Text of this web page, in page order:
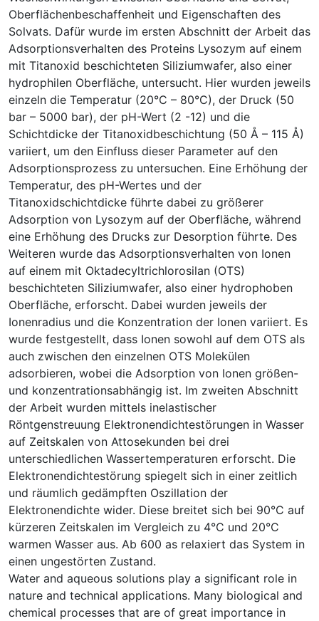
Oberflächenbeschaffenheit und Eigenschaften des
Solvats. Dafür wurde im ersten Abschnitt der Arbeit das
Adsorptionsverhalten des Proteins Lysozym auf einem
mit Titanoxid beschichteten Siliziumwafer, also einer
hydrophilen Oberfläche, untersucht. Hier wurden jeweils
einzeln die Temperatur (20°C – 80°C), der Druck (50
bar – 5000 bar), der pH-Wert (2 -12) und die
Schichtdicke der Titanoxidbeschichtung (50 Å – 115 Å)
variiert, um den Einfluss dieser Parameter auf den
Adsorptionsprozess zu untersuchen. Eine Erhöhung der
Temperatur, des pH-Wertes und der
Titanoxidschichtdicke führte dabei zu größerer
Adsorption von Lysozym auf der Oberfläche, während
eine Erhöhung des Drucks zur Desorption führte. Des
Weiteren wurde das Adsorptionsverhalten von Ionen
auf einem mit Oktadecyltrichlorosilan (OTS)
beschichteten Siliziumwafer, also einer hydrophoben
Oberfläche, erforscht. Dabei wurden jeweils der
Ionenradius und die Konzentration der Ionen variiert. Es
wurde festgestellt, dass Ionen sowohl auf dem OTS als
auch zwischen den einzelnen OTS Molekülen
adsorbieren, wobei die Adsorption von Ionen größen-
und konzentrationsabhängig ist. Im zweiten Abschnitt
der Arbeit wurden mittels inelastischer
Röntgenstreuung Elektronendichtestörungen in Wasser
auf Zeitskalen von Attosekunden bei drei
unterschiedlichen Wassertemperaturen erforscht. Die
Elektronendichtestörung spiegelt sich in einer zeitlich
und räumlich gedämpften Oszillation der
Elektronendichte wider. Diese breitet sich bei 90°C auf
kürzeren Zeitskalen im Vergleich zu 4°C und 20°C
warmen Wasser aus. Ab 600 as relaxiert das System in
einen ungestörten Zustand.
Water and aqueous solutions play a significant role in
nature and technical applications. Many biological and
chemical processes that are of great importance in